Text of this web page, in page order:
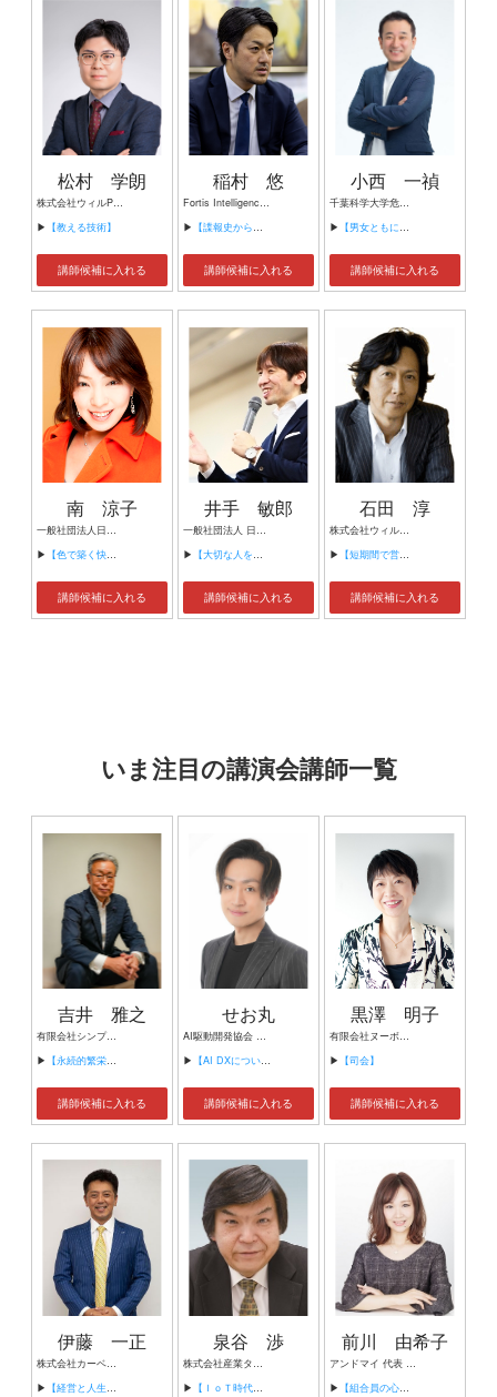
松村 学朗
株式会社ウィルPMインターナショナル 統括責任者 行動科学マネジメント®シニアコンサルタント BBSシニアコンサルタント
▶ 【教える技術】
講師候補に入れる
稲村 悠
Fortis Intelligence Advisory株式会社 代表取締役 日本カウンターインテリジェンス協会 代表理事
▶ 【諜報史から学ぶ信頼関係の築き方 】
講師候補に入れる
小西 一禎
千葉科学大学危機管理学部教授 ジャーナリスト（元共同通信政治部記者） さいたま市男女共同参画推進協議会委員 元米国在住駐夫
▶ 【男女ともに「ラク」に生きるには ～男性目線からのジェンダー平等から～】
講師候補に入れる
南 涼子
一般社団法人日本ユニバーサルカラー協会代表理事 一般社団法人日本保健福祉ネイリスト協会顧問 健康検定協会理事
▶ 【色で築く快適生活/心と体の健康をつくる色の処方箋】
講師候補に入れる
井手 敏郎
一般社団法人 日本グリーフ専門士協会 代表理事 グリーフケアの学校 グリーフ専門士養成スクール 校長 精神科クリニックにて死別悲嘆ケア・プログラム担当
▶ 【大切な人を亡くす前に知っておきたいグリーフケア】
講師候補に入れる
石田 淳
株式会社ウィルＰＭインターナショナル代表取締役社長兼最高経営責任者 行動科学マネジメント研究所所長 社団法人組織行動セーフティマネジメント協会代表理事 アメリカの行動分析学会 ABAI会員（Association for Behavior Analysis International） 日本行動分析学会会員
▶ 【短期間で営業組織が劇的に変わる 行動科学マネジメント】
講師候補に入れる
いま注目の講演会講師一覧
吉井 雅之
有限会社シンプルタスク 代表取締役 習慣形成コンサルタント
▶ 【永続的繁栄の組織づくり】
講師候補に入れる
せお丸
AI駆動開発協会 代表理事 サイバーフリークス株式会社 代表取締役
▶ 【AI DXについて】
講師候補に入れる
黒澤 明子
有限会社ヌーボヌール代表取締役
▶ 【司会】
講師候補に入れる
伊藤 一正
株式会社カーベル代表取締役社長 プロレスラーカーベル伊藤
▶ 【経営と人生がHappyになる3つのキーワード】
泉谷 渉
株式会社産業タイムズ社 代表取締役会長 半導体産業新聞 特別編集委員
▶ 【ＩｏＴ時代にニッポンの製造業が一気に抜け出す！！ ～世界トップシェアのセンサーとロボットで戦え！】
前川 由希子
アンドマイ 代表 組織活性化コンサルタント
▶ 【組合員の心をぐっと掴むコミュニケーション術～組合員が「あなたが言うなら」と動き出す３ステップ～】